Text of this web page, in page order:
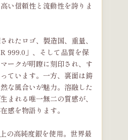
い信頼性と流動性を誇りま
れたロゴ、製造国、重量、
999.0」、そして品質を保
ークが明瞭に刻印され、す
ています。一方、裏面は鋳
な風合いが魅力。溶融した
まれる唯一無二の質感が、
感を物語ります。
の高純度銀を使用。世界最